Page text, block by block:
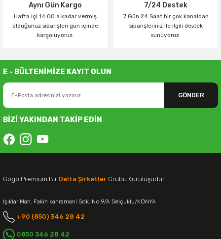
Aynı Gün Kargo
Hafta içi 14:00 a kadar vermiş
olduğunuz siparişleri gün içinde
kargoluyoruz.
7/24 Destek
7 Gün 24 Saat bir çok kanaldan
siparişleriniz ile ilgili destek
sunuyoruz.
E - BÜLTENİMİZE KAYIT OLUN
GÖNDER
BİZİ YAKINDAN TAKİP EDİN
Gogo Premium Bir Delta Şirketler Grubu Kuruluşudur.
Işıklar Mah. Fakih kahramani Sok. No:9/A Selçuklu/KONYA
+90 (850) 346 28 42
0850 346 28 42